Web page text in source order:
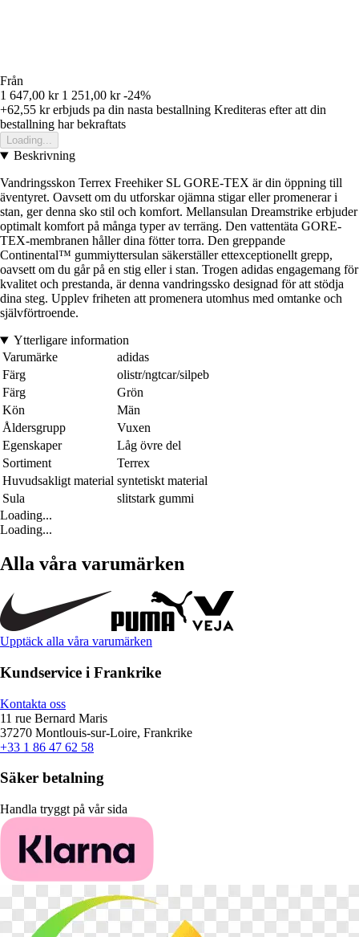
Från
1 647,00 kr 1 251,00 kr -24%
+62,55 krerbjuds pa din nasta bestallning Krediteras efter att din
bestallning har bekraftats
Loading...
Beskrivning
Vandringsskon Terrex Freehiker SL GORE-TEX är din öppning till
äventyret. Oavsett om du utforskar ojämna stigar eller promenerar i
stan, ger denna sko stil och komfort. Mellansulan Dreamstrike erbjuder
optimalt komfort på många typer av terräng. Den vattentäta GORE-
TEX-membranen håller dina fötter torra. Den greppande
Continental™ gummiyttersulan säkerställer ettexceptionellt grepp,
oavsett om du går på en stig eller i stan. Trogen adidas engagemang för
kvalitet och prestanda, är denna vandringssko designad för att stödja
dina steg. Upplev friheten att promenera utomhus med omtanke och
självförtroende.
Ytterligare information
Varumärke
adidas
Färg
olistr/ngtcar/silpeb
Färg
Grön
Kön
Män
Åldersgrupp
Vuxen
Egenskaper
Låg övre del
Sortiment
Terrex
Huvudsakligt material syntetiskt material
Sula
slitstark gummi
Loading...
Loading...
Alla våra varumärken
Upptäck alla våra varumärken
Kundservice i Frankrike
Kontakta oss
11 rue Bernard Maris
37270 Montlouis-sur-Loire, Frankrike
+33 1 86 47 62 58
Säker betalning
Handla tryggt på vår sida